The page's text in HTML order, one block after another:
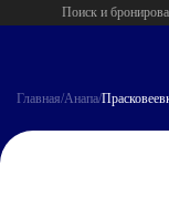
Поиск и
Главная/Анапа/